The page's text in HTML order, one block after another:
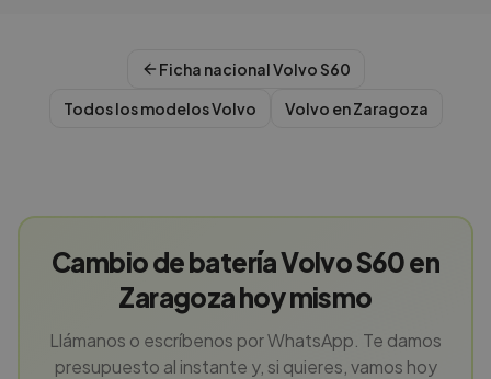
Ficha nacionalVolvoS60
Todos los modelosVolvo Volvo enZaragoza
Cambio de batería Volvo S60 en
Zaragoza hoy mismo
Llámanos o escríbenos por WhatsApp. Te damos
presupuesto al instante y, si quieres, vamos hoy